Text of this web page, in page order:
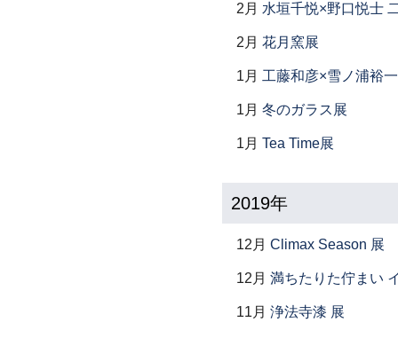
2月 水垣千悦×野口悦士
2月 花月窯展
1月 工藤和彦×雪ノ浦裕
1月 冬のガラス展
1月 Tea Time展
2019年
12月 Climax Season 展
12月 満ちたりた佇まい
11月 浄法寺漆 展